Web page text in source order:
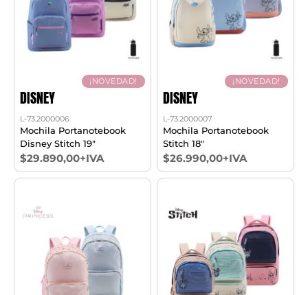
¡NOVEDAD!
DISNEY
L-73.2000006
Mochila Portanotebook
Disney Stitch 19"
$29.890,00+IVA
¡NOVEDAD!
DISNEY
L-73.2000007
Mochila Portanotebook
Stitch 18"
$26.990,00+IVA